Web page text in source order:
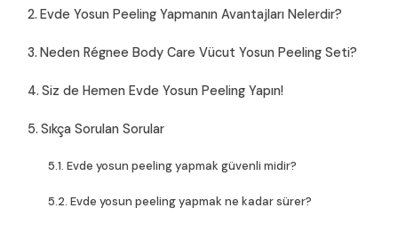
Evde Yosun Peeling Yapmanın Avantajları Nelerdir?
Neden Régnee Body Care Vücut Yosun Peeling Seti?
Siz de Hemen Evde Yosun Peeling Yapın!
Sıkça Sorulan Sorular
Evde yosun peeling yapmak güvenli midir?
Evde yosun peeling yapmak ne kadar sürer?